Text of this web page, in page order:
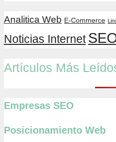
Analitica Web E-Commerce
Noticias Internet
Artículos Más
Empresas SEO
Posicionamiento Web